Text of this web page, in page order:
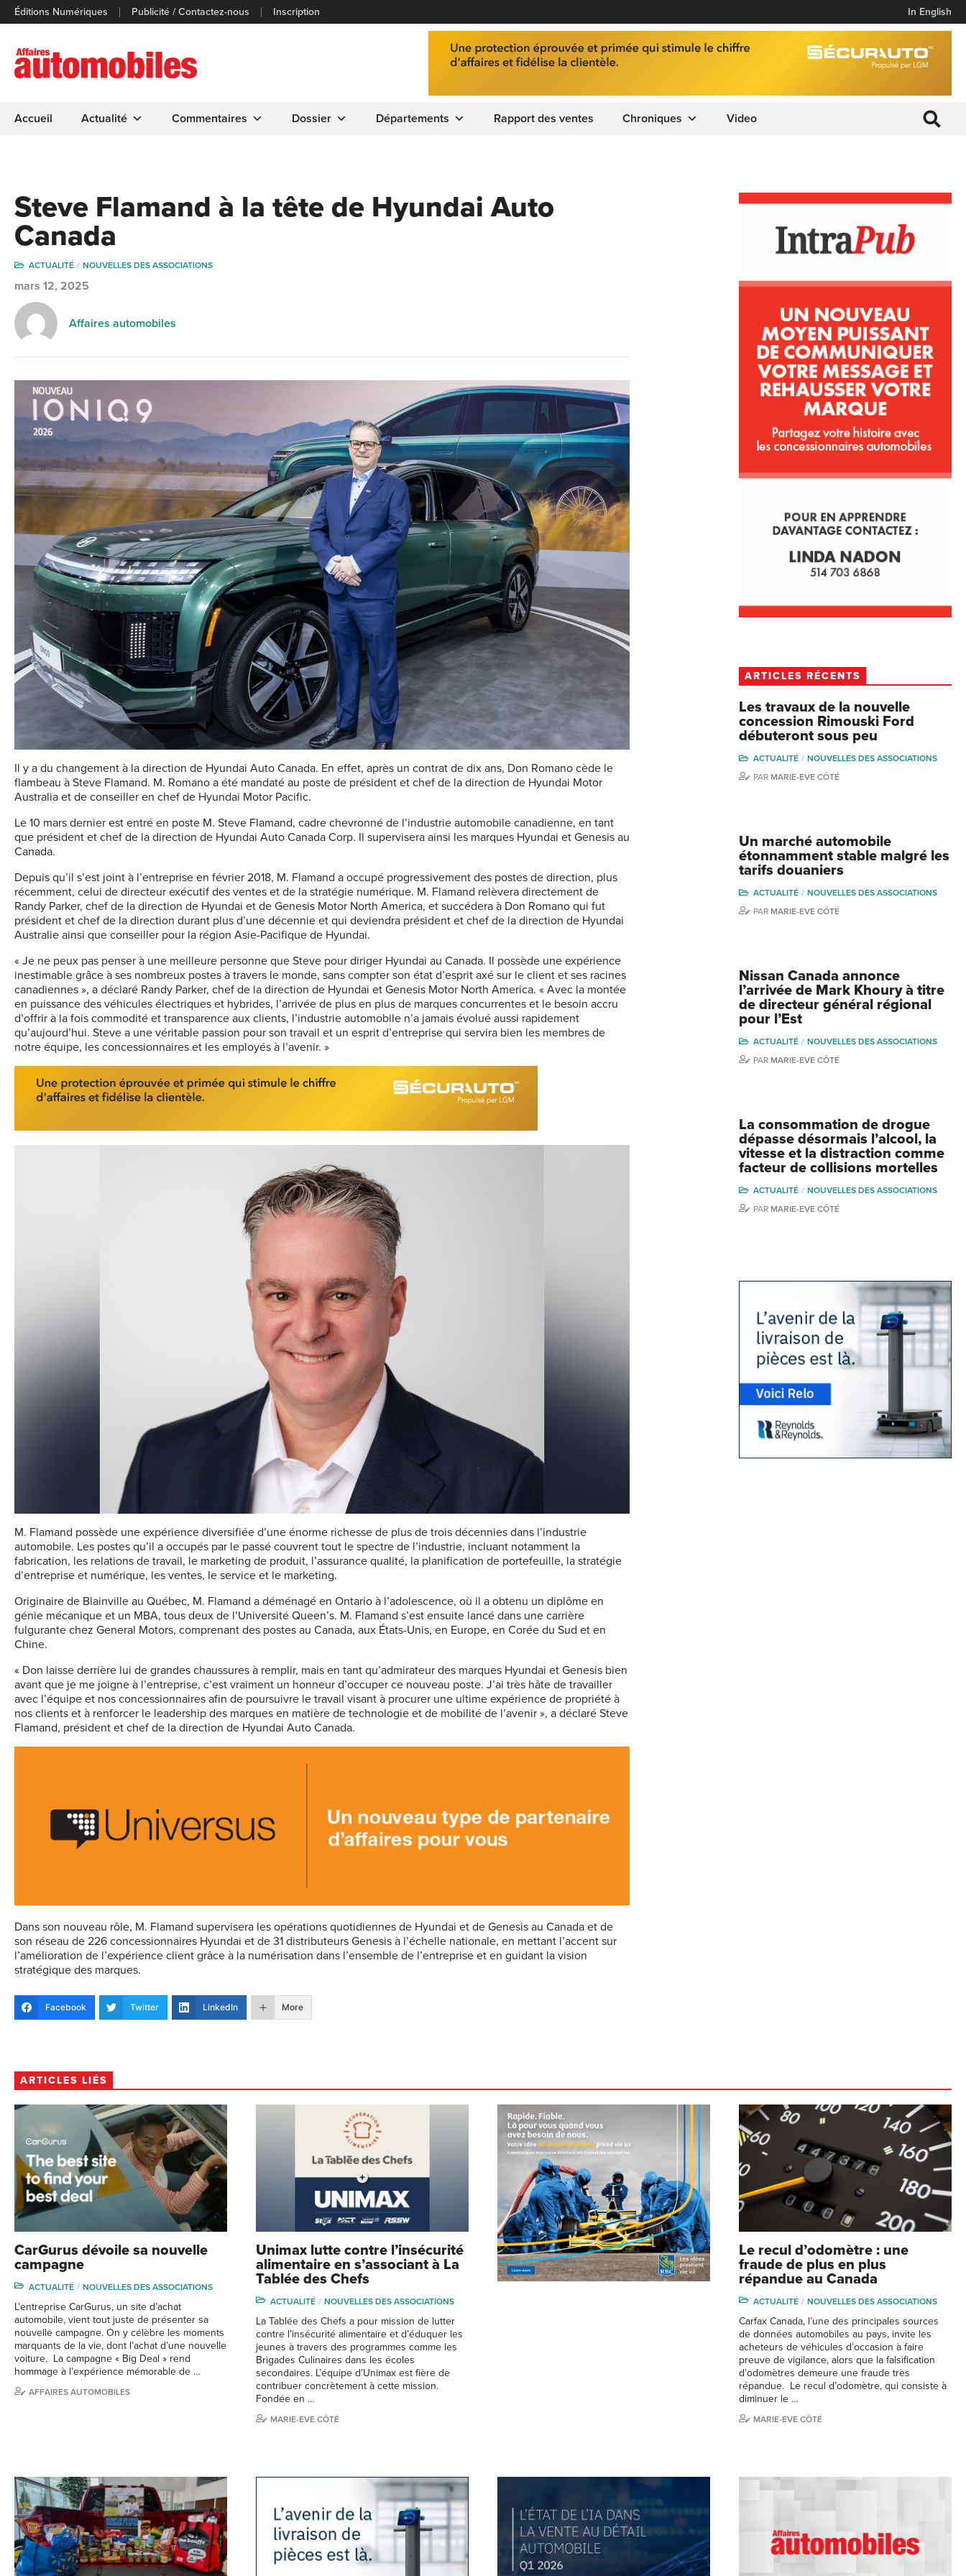
Éditions Numériques Publicité / Contactez-nous Inscription In English
Accueil Actualité Commentaires Dossier Départements Rapport des ventes Chroniques Video
Steve Flamand à la tête de Hyundai Auto
Canada
ACTUALITÉ NOUVELLES DES ASSOCIATIONS
mars 12, 2025
Affaires automobiles
Il y a du changement à la direction de Hyundai Auto Canada. En effet, après un contrat de dix ans, Don Romano cède le
flambeau à Steve Flamand. M. Romano a été mandaté au poste de président et chef de la direction de Hyundai Motor
Australia et de conseiller en chef de Hyundai Motor Pacific.
Le 10 mars dernier est entré en poste M. Steve Flamand, cadre chevronné de l’industrie automobile canadienne, en tant
que président et chef de la direction de Hyundai Auto Canada Corp. Il supervisera ainsi les marques Hyundai et Genesis au
Canada.
Depuis qu’il s’est joint à l’entreprise en février 2018, M. Flamand a occupé progressivement des postes de direction, plus
récemment, celui de directeur exécutif des ventes et de la stratégie numérique. M. Flamand relèvera directement de
Randy Parker, chef de la direction de Hyundai et de Genesis Motor North America, et succédera à Don Romano qui fut
président et chef de la direction durant plus d’une décennie et qui deviendra président et chef de la direction de Hyundai
Australie ainsi que conseiller pour la région Asie-Pacifique de Hyundai.
« Je ne peux pas penser à une meilleure personne que Steve pour diriger Hyundai au Canada. Il possède une expérience
inestimable grâce à ses nombreux postes à travers le monde, sans compter son état d’esprit axé sur le client et ses racines
canadiennes », a déclaré Randy Parker, chef de la direction de Hyundai et Genesis Motor North America. « Avec la montée
en puissance des véhicules électriques et hybrides, l’arrivée de plus en plus de marques concurrentes et le besoin accru
d’offrir à la fois commodité et transparence aux clients, l’industrie automobile n’a jamais évolué aussi rapidement
qu’aujourd’hui. Steve a une véritable passion pour son travail et un esprit d’entreprise qui servira bien les membres de
notre équipe, les concessionnaires et les employés à l’avenir. »
M. Flamand possède une expérience diversifiée d’une énorme richesse de plus de trois décennies dans l’industrie
automobile. Les postes qu’il a occupés par le passé couvrent tout le spectre de l’industrie, incluant notamment la
fabrication, les relations de travail, le marketing de produit, l’assurance qualité, la planification de portefeuille, la stratégie
d’entreprise et numérique, les ventes, le service et le marketing.
Originaire de Blainville au Québec, M. Flamand a déménagé en Ontario à l’adolescence, où il a obtenu un diplôme en
génie mécanique et un MBA, tous deux de l’Université Queen’s. M. Flamand s’est ensuite lancé dans une carrière
fulgurante chez General Motors, comprenant des postes au Canada, aux États-Unis, en Europe, en Corée du Sud et en
Chine.
« Don laisse derrière lui de grandes chaussures à remplir, mais en tant qu’admirateur des marques Hyundai et Genesis bien
avant que je me joigne à l’entreprise, c’est vraiment un honneur d’occuper ce nouveau poste. J’ai très hâte de travailler
avec l’équipe et nos concessionnaires afin de poursuivre le travail visant à procurer une ultime expérience de propriété à
nos clients et à renforcer le leadership des marques en matière de technologie et de mobilité de l’avenir », a déclaré Steve
Flamand, président et chef de la direction de Hyundai Auto Canada.
Dans son nouveau rôle, M. Flamand supervisera les opérations quotidiennes de Hyundai et de Genesis au Canada et de
son réseau de 226 concessionnaires Hyundai et de 31 distributeurs Genesis à l’échelle nationale, en mettant l’accent sur
l’amélioration de l’expérience client grâce à la numérisation dans l’ensemble de l’entreprise et en guidant la vision
stratégique des marques.
Facebook Twitter LinkedIn More
ARTICLES RÉCENTS
Les travaux de la nouvelle
concession Rimouski Ford
débuteront sous peu
ACTUALITÉ
NOUVELLES DES ASSOCIATIONS
PAR MARIE-EVE CÔTÉ
Un marché automobile
étonnamment stable malgré les
tarifs douaniers
ACTUALITÉ
NOUVELLES DES ASSOCIATIONS
PAR MARIE-EVE CÔTÉ
Nissan Canada annonce
l’arrivée de Mark Khoury à titre
de directeur général régional
pour l’Est
ACTUALITÉ
NOUVELLES DES ASSOCIATIONS
PAR MARIE-EVE CÔTÉ
La consommation de drogue
dépasse désormais l’alcool, la
vitesse et la distraction comme
facteur de collisions mortelles
ACTUALITÉ
NOUVELLES DES ASSOCIATIONS
PAR MARIE-EVE CÔTÉ
ARTICLES LIÉS
CarGurus dévoile sa nouvelle
campagne
ACTUALITÉ NOUVELLES DES ASSOCIATIONS
L’entreprise CarGurus, un site d’achat
automobile, vient tout juste de présenter sa
nouvelle campagne. On y célèbre les moments
marquants de la vie, dont l’achat d’une nouvelle
voiture. La campagne « Big Deal » rend
hommage à l’expérience mémorable de …
AFFAIRES AUTOMOBILES
Unimax lutte contre l’insécurité
alimentaire en s’associant à La
Tablée des Chefs
ACTUALITÉ NOUVELLES DES ASSOCIATIONS
La Tablée des Chefs a pour mission de lutter
contre l’insécurité alimentaire et d’éduquer les
jeunes à travers des programmes comme les
Brigades Culinaires dans les écoles
secondaires. L’équipe d’Unimax est fière de
contribuer concrètement à cette mission.
Fondée en …
MARIE-EVE CÔTÉ
Le recul d’odomètre : une
fraude de plus en plus
répandue au Canada
ACTUALITÉ NOUVELLES DES ASSOCIATIONS
Carfax Canada, l’une des principales sources
de données automobiles au pays, invite les
acheteurs de véhicules d’occasion à faire
preuve de vigilance, alors que la falsification
d’odomètres demeure une fraude très
répandue. Le recul d’odomètre, qui consiste à
diminuer le …
MARIE-EVE CÔTÉ